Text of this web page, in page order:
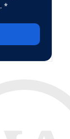
. *(obligatoriskt)